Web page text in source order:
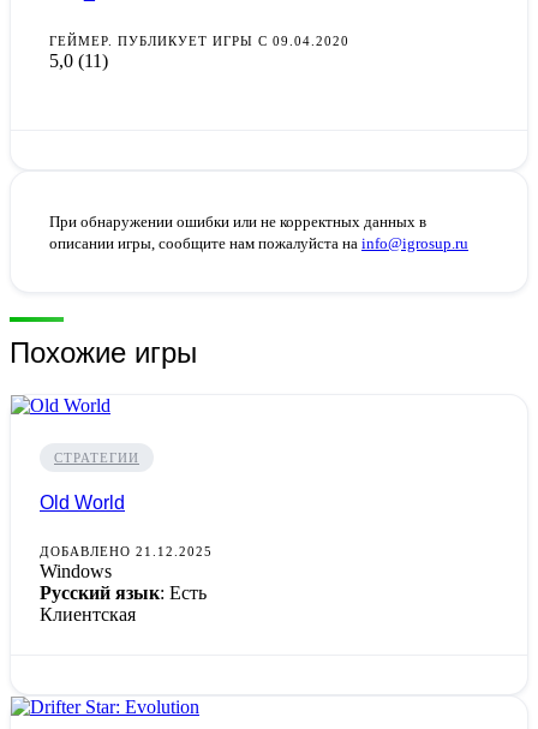
ГЕЙМЕР. ПУБЛИКУЕТ ИГРЫ С 09.04.2020
5,0 (11)
При обнаружении ошибки или не корректных данных в
описании игры, сообщите нам пожалуйста на info@igrosup.ru
Похожие игры
СТРАТЕГИИ
Old World
ДОБАВЛЕНО 21.12.2025
Windows
Русский язык: Есть
Клиентская